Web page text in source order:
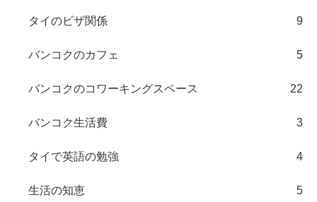
タイのビザ関係 9
バンコクのカフェ 5
バンコクのコワーキングスペース 22
バンコク生活費 3
タイで英語の勉強 4
生活の知恵 5